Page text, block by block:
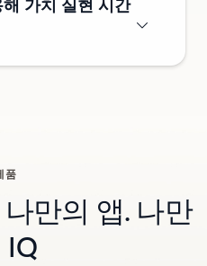
가치 실현 시간
품
만의 앱. 나만
IQ